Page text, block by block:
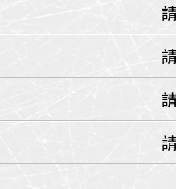
兩極會
阿拉斯加
巴拿馬運河